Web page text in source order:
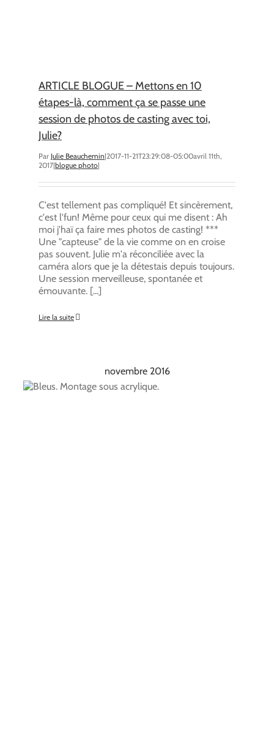
ARTICLE BLOGUE – Mettons en 10
étapes-là, comment ça se passe une
session de photos de casting avec toi,
Julie?
Par Julie Beauchemin|2017-11-21T23:29:08-05:00avril 11th,
2017|blogue photo|
C'est tellement pas compliqué! Et sincèrement,
c'est l'fun! Même pour ceux qui me disent : Ah
moi j'haï ça faire mes photos de casting! ***
Une "capteuse" de la vie comme on en croise
pas souvent. Julie m'a réconciliée avec la
caméra alors que je la détestais depuis toujours.
Une session merveilleuse, spontanée et
émouvante. [...]
Lire la suite
novembre 2016